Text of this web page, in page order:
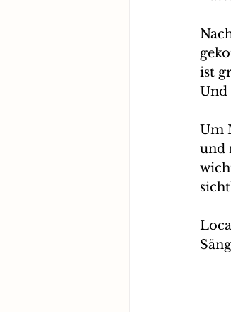
ist
Und
Um
und